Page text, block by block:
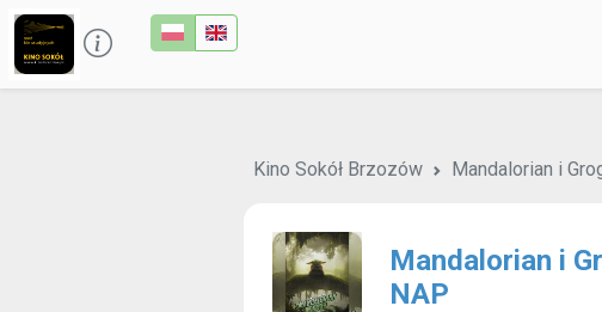
Kino Sokół Brzozów Mandalorian i
Mandalorian i
NAP